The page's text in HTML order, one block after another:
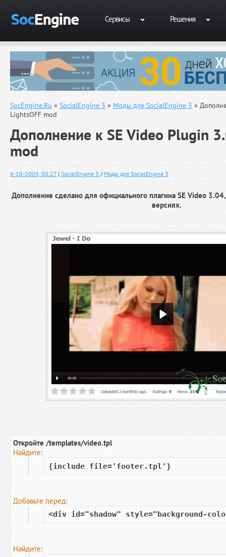
Сервисы Решения
SocEngine.Ru » SocialEngine 3 » Моды для SocialEngine 3 »
LightsOFF mod
Дополнение к SE Video Plugin
mod
6-10-2009, 00:27 | SocialEngine 3 / Моды для SocialEngine 3
Дополнение сделано для официального плагина SE Video
версиях.
Откройте /templates/video.tpl
Найдите:
{include file='footer.tpl'}
Добавьте перед:
<div id="shadow" style="background-
Найдите: